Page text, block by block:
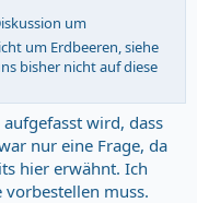
um
um Erdbeeren, siehe
bisher nicht auf diese
wird, dass
nur eine Frage, da
hier erwähnt. Ich
vorbestellen muss.